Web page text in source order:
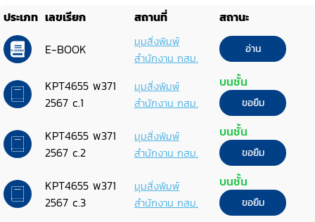
ประเภท เลขเรียก สถานที่
สถานะ
E-BOOK
มุมสิ่งพิมพ์
สำนักงาน กสม.
อ่าน
KPT4655 พ371
2567 c.1
มุมสิ่งพิมพ์
สำนักงาน กสม.
บนชั้น
ขอยืม
KPT4655 พ371
2567 c.2
มุมสิ่งพิมพ์
สำนักงาน กสม.
บนชั้น
ขอยืม
KPT4655 พ371
2567 c.3
มุมสิ่งพิมพ์
สำนักงาน กสม.
บนชั้น
ขอยืม